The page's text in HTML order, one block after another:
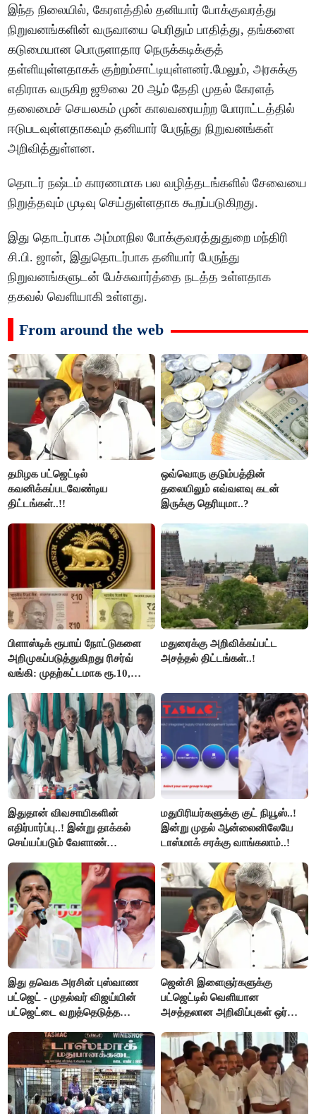
இந்த நிலையில், கேரளத்தில் தனியார் போக்குவரத்து
நிறுவனங்களின் வருவாயை பெரிதும் பாதித்து, தங்களை
கடுமையான பொருளாதார நெருக்கடிக்குத்
தள்ளியுள்ளதாகக் குற்றம்சாட்டியுள்ளனர்.மேலும், அரசுக்கு
எதிராக வருகிற ஜூலை 20 ஆம் தேதி முதல் கேரளத்
தலைமைச் செயலகம் முன் காலவரையற்ற போராட்டத்தில்
ஈடுபடவுள்ளதாகவும் தனியார் பேருந்து நிறுவனங்கள்
அறிவித்துள்ளன.
தொடர் நஷ்டம் காரணமாக பல வழித்தடங்களில் சேவையை
நிறுத்தவும் முடிவு செய்துள்ளதாக கூறப்படுகிறது.
இது தொடர்பாக அம்மாநில போக்குவரத்துதுறை மந்திரி
சி.பி. ஜான், இதுதொடர்பாக தனியார் பேருந்து
நிறுவனங்களுடன் பேச்சுவார்த்தை நடத்த உள்ளதாக
தகவல் வெளியாகி உள்ளது.
From around the web
தமிழக பட்ஜெட்டில்
கவனிக்கப்படவேண்டிய
திட்டங்கள்..!!
ஒவ்வொரு குடும்பத்தின்
தலையிலும் எவ்வளவு கடன்
இருக்கு தெரியுமா..?
பிளாஸ்டிக் ரூபாய் நோட்டுகளை
அறிமுகப்படுத்துகிறது ரிசர்வ்
வங்கி: முதற்கட்டமாக ரூ.10,
மதுரைக்கு அறிவிக்கப்பட்ட
அசத்தல் திட்டங்கள்..!
இதுதான் விவசாயிகளின்
எதிர்பார்ப்பு..! இன்று தாக்கல்
செய்யப்படும் வேளாண்
கோரிக்கை!
மதுபிரியர்களுக்கு குட் நியூஸ்..!
இன்று முதல் ஆன்லைனிலேயே
டாஸ்மாக் சரக்கு வாங்கலாம்..!
இது தவெக அரசின் புஸ்வாண
பட்ஜெட் - முதல்வர் விஜய்யின்
பட்ஜெட்டை வறுத்தெடுத்த
ஜென்சி இளைஞர்களுக்கு
பட்ஜெட்டில் வெளியான
அசத்தலான அறிவிப்புகள் ஒர்